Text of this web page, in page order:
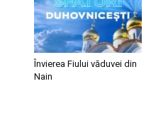
Învierea Fiului văduvei din
Nain